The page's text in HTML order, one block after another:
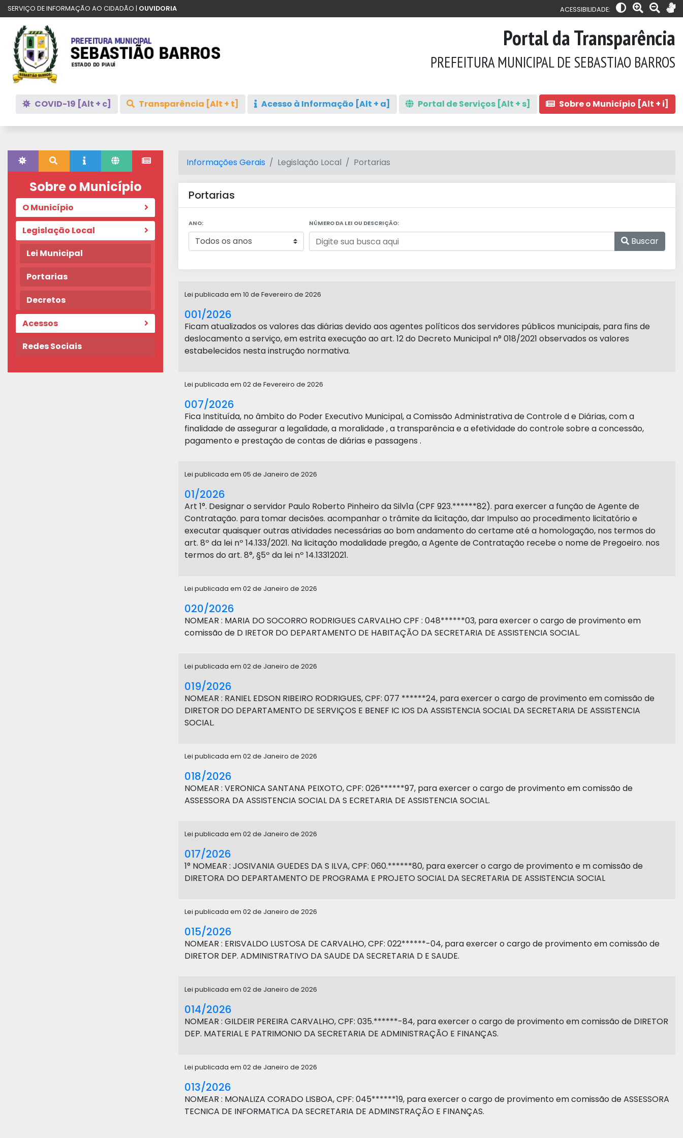
SERVIÇO DE INFORMAÇÃO AO CIDADÃO | OUVIDORIA ACESSIBILIDADE:
Portal da Transparência
PREFEITURA MUNICIPAL DE SEBASTIAO BARROS
COVID-19 [Alt + c] Transparência [Alt + t] Acesso à Informação [Alt + a] Portal de Serviços [Alt + s] Sobre o Município [Alt + i]
Sobre o Município
O Município
Legislação Local
Lei Municipal
Portarias
Decretos
Acessos
Redes Sociais
Informações Gerais Legislação Local Portarias
Portarias
ANO: NÚMERO DA LEI OU DESCRIÇÃO:
Buscar
Lei publicada em 10 de Fevereiro de 2026
001/2026
Ficam atualizados os valores das diárias devido aos agentes políticos dos servidores públicos municipais, para fins de
deslocamento a serviço, em estrita execução ao art. 12 do Decreto Municipal n° 018/2021 observados os valores
estabelecidos nesta instrução normativa.
Lei publicada em 02 de Fevereiro de 2026
007/2026
Fica Instituída, no âmbito do Poder Executivo Municipal, a Comissão Administrativa de Controle d e Diárias, com a
finalidade de assegurar a legalidade, a moralidade , a transparência e a efetividade do controle sobre a concessão,
pagamento e prestação de contas de diárias e passagens .
Lei publicada em 05 de Janeiro de 2026
01/2026
Art 1°. Designar o servidor Paulo Roberto Pinheiro da Silv1a (CPF 923.******82). para exercer a função de Agente de
Contratação. para tomar decisões. acompanhar o trâmite da licitação, dar Impulso ao procedimento licitatório e
executar quaisquer outras atividades necessárias ao bom andamento do certame até a homologação, nos termos do
art. 8º da lei nº 14.133/2021. Na licitação modalidade pregão, a Agente de Contratação recebe o nome de Pregoeiro. nos
termos do art. 8°, §5º da lei nº 14.13312021.
Lei publicada em 02 de Janeiro de 2026
020/2026
NOMEAR : MARIA DO SOCORRO RODRIGUES CARVALHO CPF : 048******03, para exercer o cargo de provimento em
comissão de D IRETOR DO DEPARTAMENTO DE HABITAÇÃO DA SECRETARIA DE ASSISTENCIA SOCIAL.
Lei publicada em 02 de Janeiro de 2026
019/2026
NOMEAR : RANIEL EDSON RIBEIRO RODRIGUES, CPF: 077 ******24, para exercer o cargo de provimento em comissão de
DIRETOR DO DEPARTAMENTO DE SERVIÇOS E BENEF IC IOS DA ASSISTENCIA SOCIAL DA SECRETARIA DE ASSISTENCIA
SOCIAL.
Lei publicada em 02 de Janeiro de 2026
018/2026
NOMEAR : VERONICA SANTANA PEIXOTO, CPF: 026******97, para exercer o cargo de provimento em comissão de
ASSESSORA DA ASSISTENCIA SOCIAL DA S ECRETARIA DE ASSISTENCIA SOCIAL.
Lei publicada em 02 de Janeiro de 2026
017/2026
1° NOMEAR : JOSIVANIA GUEDES DA S ILVA, CPF: 060.******80, para exercer o cargo de provimento e m comissão de
DIRETORA DO DEPARTAMENTO DE PROGRAMA E PROJETO SOCIAL DA SECRETARIA DE ASSISTENCIA SOCIAL
Lei publicada em 02 de Janeiro de 2026
015/2026
NOMEAR : ERISVALDO LUSTOSA DE CARVALHO, CPF: 022******-04, para exercer o cargo de provimento em comissão de
DIRETOR DEP. ADMINISTRATIVO DA SAUDE DA SECRETARIA D E SAUDE.
Lei publicada em 02 de Janeiro de 2026
014/2026
NOMEAR : GILDEIR PEREIRA CARVALHO, CPF: 035.******-84, para exercer o cargo de provimento em comissão de DIRETOR
DEP. MATERIAL E PATRIMONIO DA SECRETARIA DE ADMINISTRAÇÃO E FINANÇAS.
Lei publicada em 02 de Janeiro de 2026
013/2026
NOMEAR : MONALIZA CORADO LISBOA, CPF: 045******19, para exercer o cargo de provimento em comissão de ASSESSORA
TECNICA DE INFORMATICA DA SECRETARIA DE ADMINSTRAÇÃO E FINANÇAS.